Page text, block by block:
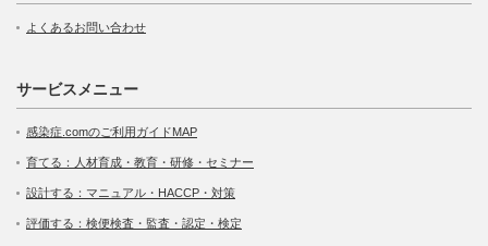
よくあるお問い合わせ
サービスメニュー
感染症.comのご利用ガイドMAP
育てる：人材育成・教育・研修・セミナー
設計する：マニュアル・HACCP・対策
評価する：検便検査・監査・認定・検定